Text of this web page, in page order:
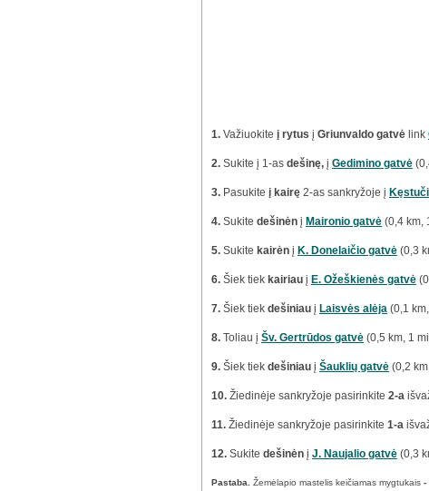
1. Važiuokite į rytus į Griunvaldo gatvė link
2. Sukite į 1-as dešinę, į Gedimino gatvė
3. Pasukite į kairę 2-as sankryžoje į
4. Sukite dešinėn į Maironio gatvė (0,4 km,
5. Sukite kairėn į K. Donelaičio gatvė (0,3
6. Šiek tiek kairiau į E. Ožeškienės gatvė
7. Šiek tiek dešiniau į Laisvės alėja (0,1
8. Toliau į Šv. Gertrūdos gatvė (0,5 km, 1
9. Šiek tiek dešiniau į Šauklių gatvė (0,2
10. Žiedinėje sankryžoje pasirinkite 2-a
11. Žiedinėje sankryžoje pasirinkite 1-a
12. Sukite dešinėn į J. Naujalio gatvė (0,3
Pastaba. Žemėlapio mastelis keičiamas mygtukais -